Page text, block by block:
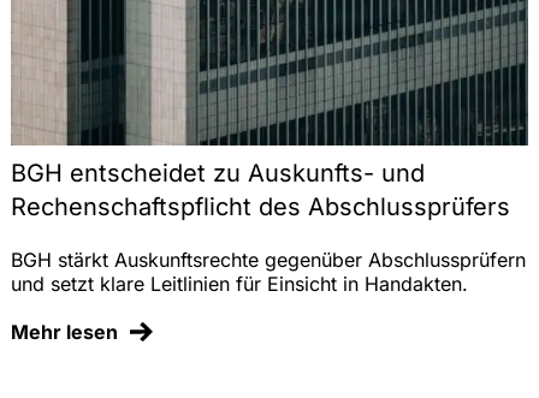
BGH entscheidet zu Auskunfts- und
Rechenschaftspflicht des Abschlussprüfers
BGH stärkt Auskunftsrechte gegenüber Abschlussprüfern
und setzt klare Leitlinien für Einsicht in Handakten.
Mehr lesen